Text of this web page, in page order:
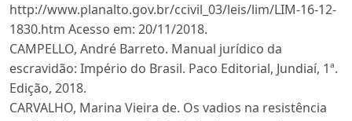
http://www.planalto.gov.br/ccivil_03/leis/lim/LIM-16-12-
1830.htm Acesso em: 20/11/2018.
CAMPELLO, André Barreto. Manual jurídico da
escravidão: Império do Brasil. Paco Editorial, Jundiaí, 1ª.
Edição, 2018.
CARVALHO, Marina Vieira de. Os vadios na resistência